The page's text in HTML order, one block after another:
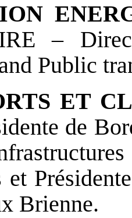
–
Public
ET
de
et
Brienne.